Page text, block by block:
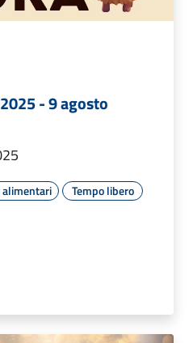
- 9 agosto
Tempo libero